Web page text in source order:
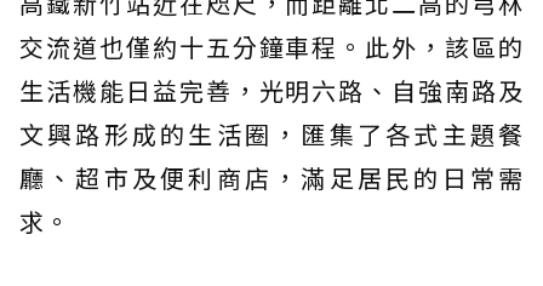
交流道也僅約十五分鐘車程。此外，該區的
生活機能日益完善，光明六路、自強南路及
文興路形成的生活圈，匯集了各式主題餐
廳、超市及便利商店，滿足居民的日常需
求。